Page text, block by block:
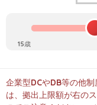
15歳
企業型DCやDB等の他制
は、拠出上限額が右の